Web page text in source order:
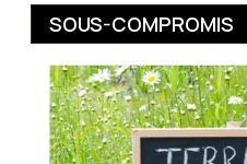
SOUS-COMPROMIS